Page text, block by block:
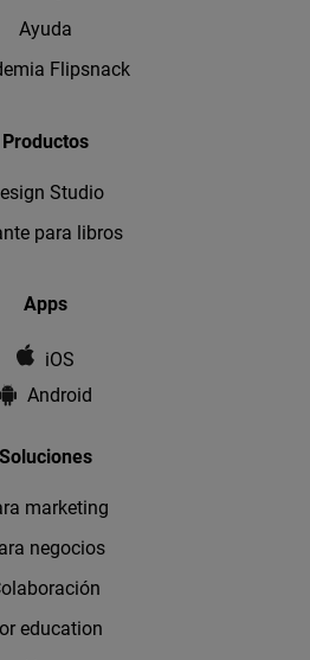
Ayuda
Flipsnack
Productos
Studio
para libros
Apps
iOS
Android
Soluciones
marketing
negocios
education